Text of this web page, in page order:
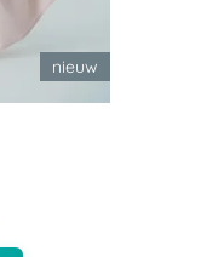
nieuw